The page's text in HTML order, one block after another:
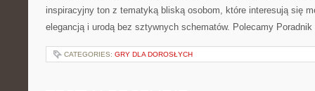
inspiracyjny ton z tematyką bliską osobom, które interesują się
elegancją i urodą bez sztywnych schematów. Polecamy
CATEGORIES: GRY DLA DOROSŁYCH